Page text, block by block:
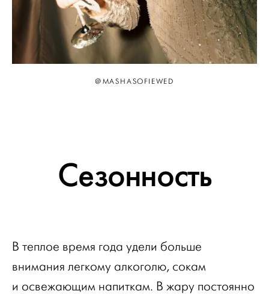
@MASHASOFIEWED
Сезонность
В теплое время года удели больше
внимания легкому алкоголю, сокам
и освежающим напиткам. В жару постоянно